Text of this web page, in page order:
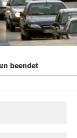
beendet